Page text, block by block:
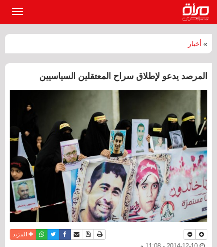
» أخبار
المرصد يدعو لإطلاق سراح المعتقلين السياسيين
نسخة للطباعة
حفظ الموضوع
أرسل الى صديق
فيسبوكتويترواتسابالمزيد